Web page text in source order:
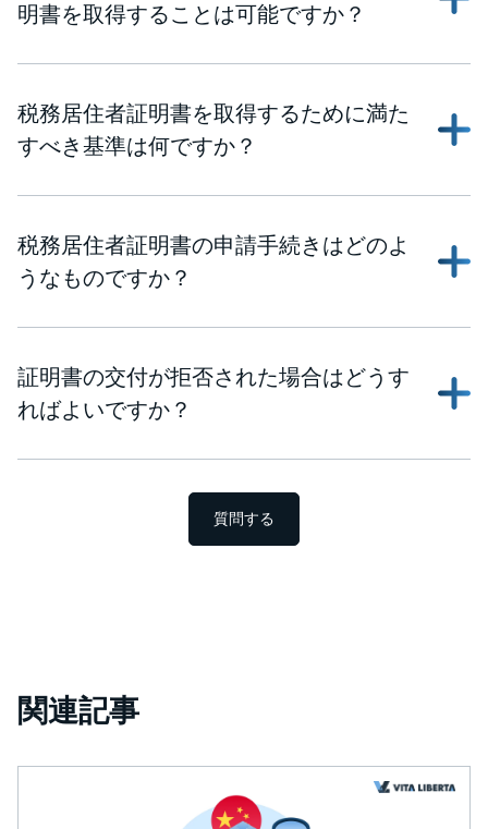
明書を取得することは可能ですか？
税務居住者証明書を取得するために満た
すべき基準は何ですか？
税務居住者証明書の申請手続きはどのよ
うなものですか？
証明書の交付が拒否された場合はどうす
ればよいですか？
質問する
関連記事